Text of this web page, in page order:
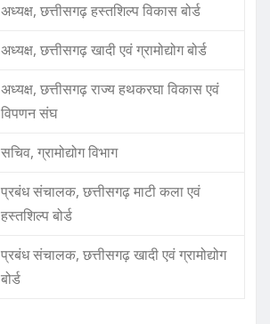
अध्यक्ष, छत्तीसगढ़ हस्तशिल्प विकास बोर्ड
अध्यक्ष, छत्तीसगढ़ खादी एवं ग्रामोद्योग बोर्ड
अध्यक्ष, छत्तीसगढ़ राज्य हथकरघा विकास एवं
विपणन संघ
सचिव, ग्रामोद्योग विभाग
प्रबंध संचालक, छत्तीसगढ़ माटी कला एवं
हस्तशिल्प बोर्ड
प्रबंध संचालक, छत्तीसगढ़ खादी एवं ग्रामोद्योग
बोर्ड